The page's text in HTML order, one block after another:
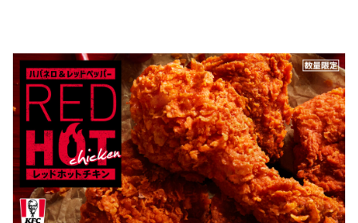
FIFAワールドカップ⚽本田圭祐の話題の言
葉